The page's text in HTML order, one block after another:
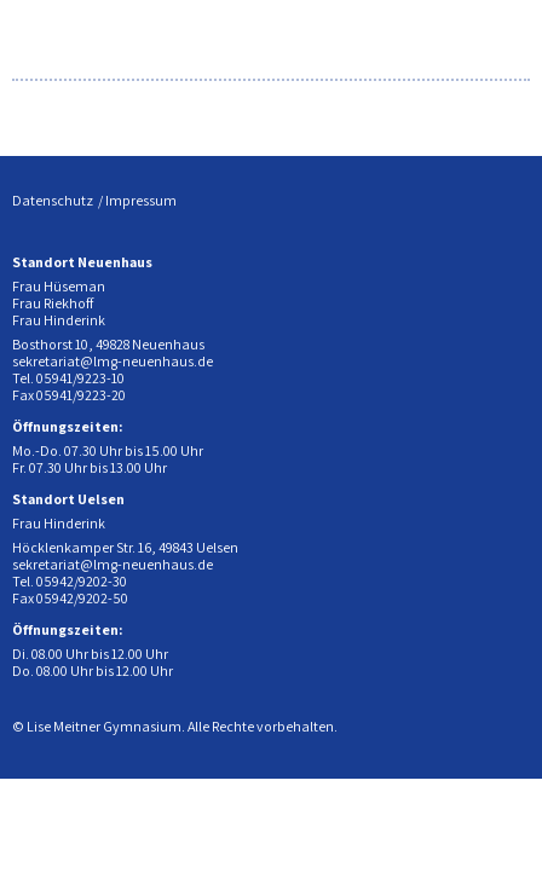
Datenschutz Impressum
Standort Neuenhaus
Frau Hüseman
Frau Riekhoff
Frau Hinderink
Bosthorst 10, 49828 Neuenhaus
sekretariat@lmg-neuenhaus.de
Tel. 05941/9223-10
Fax 05941/9223-20
Öffnungszeiten:
Mo.-Do. 07.30 Uhr bis 15.00 Uhr
Fr. 07.30 Uhr bis 13.00 Uhr
Standort Uelsen
Frau Hinderink
Höcklenkamper Str. 16, 49843 Uelsen
sekretariat@lmg-neuenhaus.de
Tel. 05942/9202-30
Fax 05942/9202-50
Öffnungszeiten:
Di. 08.00 Uhr bis 12.00 Uhr
Do. 08.00 Uhr bis 12.00 Uhr
© Lise Meitner Gymnasium. Alle Rechte vorbehalten.